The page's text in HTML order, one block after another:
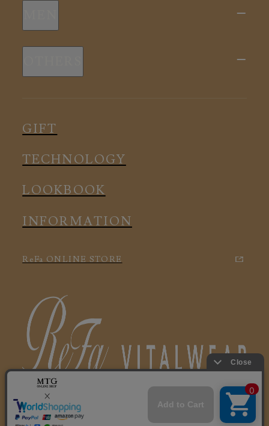
スリープウェア
ルームウェア
アクセサリー
新商品
ルームウェア
アクセサリー
GIFT
TECHNOLOGY
LOOKBOOK
INFORMATION
ReFa ONLINE STORE
特定商取引に関する法律に基づく表記 利用規約
会社概要
個人情報保護方針